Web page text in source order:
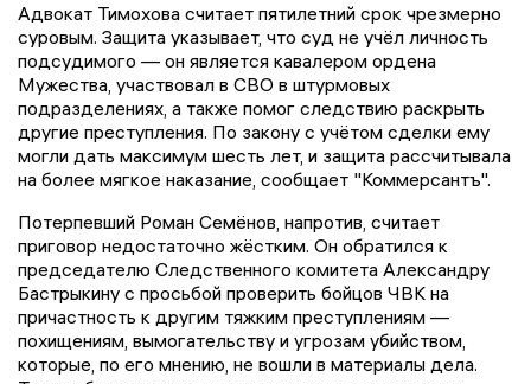
Адвокат Тимохова считает пятилетний срок чрезмерно
суровым. Защита указывает, что суд не учёл личность
подсудимого — он является кавалером ордена
Мужества, участвовал в СВО в штурмовых
подразделениях, а также помог следствию раскрыть
другие преступления. По закону с учётом сделки ему
могли дать максимум шесть лет, и защита рассчитывала
на более мягкое наказание, сообщает "Коммерсантъ".
Потерпевший Роман Семёнов, напротив, считает
приговор недостаточно жёстким. Он обратился к
председателю Следственного комитета Александру
Бастрыкину с просьбой проверить бойцов ЧВК на
причастность к другим тяжким преступлениям —
похищениям, вымогательству и угрозам убийством,
которые, по его мнению, не вошли в материалы дела.